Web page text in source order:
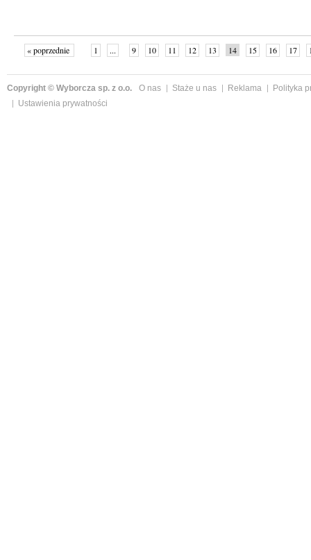
« poprzednie 1 ... 9 10 11 12 13 14 15 16 17
Copyright © Wyborcza sp. z o.o. O nas Staże u nas Reklama
Polityka
Ustawienia prywatności